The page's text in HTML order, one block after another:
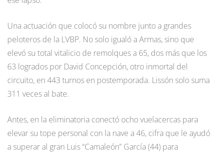
Una actuación que colocó su nombre junto a grandes
peloteros de la LVBP. No solo igualó a Armas, sino que
elevó su total vitalicio de remolques a 65, dos más que los
63 logrados por David Concepción, otro inmortal del
circuito, en 443 turnos en postemporada. Lissón solo suma
311 veces al bate.
Antes, en la eliminatoria conectó ocho vuelacercas para
elevar su tope personal con la nave a 46, cifra que le ayudó
a superar al gran Luis “Camaleón” García (44) para